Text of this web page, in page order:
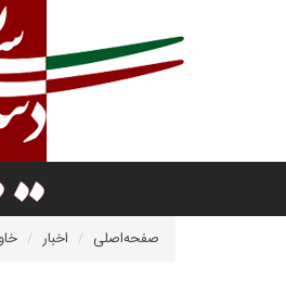
صفحه‌اصلی اخبار